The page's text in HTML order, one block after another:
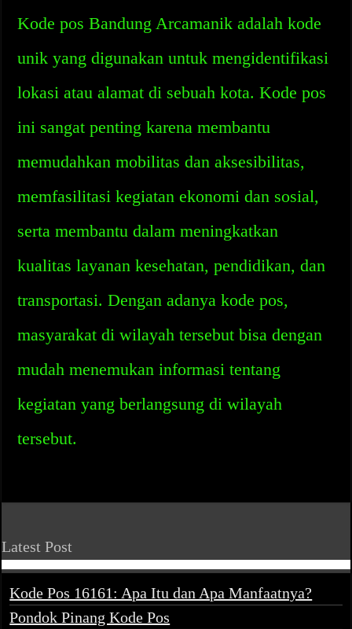
Kode pos Bandung Arcamanik adalah kode
unik yang digunakan untuk mengidentifikasi
lokasi atau alamat di sebuah kota. Kode pos
ini sangat penting karena membantu
memudahkan mobilitas dan aksesibilitas,
memfasilitasi kegiatan ekonomi dan sosial,
serta membantu dalam meningkatkan
kualitas layanan kesehatan, pendidikan, dan
transportasi. Dengan adanya kode pos,
masyarakat di wilayah tersebut bisa dengan
mudah menemukan informasi tentang
kegiatan yang berlangsung di wilayah
tersebut.
Latest Post
Kode Pos 16161: Apa Itu dan Apa Manfaatnya?
Pondok Pinang Kode Pos